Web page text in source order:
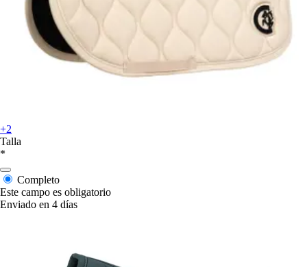
+2
Talla
*
Completo
Este campo es obligatorio
Enviado en 4 días